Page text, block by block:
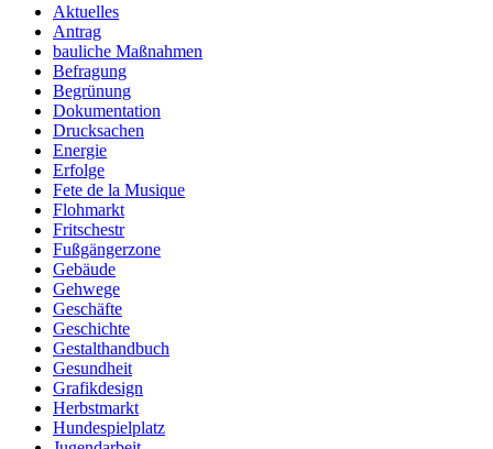
Aktuelles
Antrag
bauliche Maßnahmen
Befragung
Begrünung
Dokumentation
Drucksachen
Energie
Erfolge
Fete de la Musique
Flohmarkt
Fritschestr
Fußgängerzone
Gebäude
Gehwege
Geschäfte
Geschichte
Gestalthandbuch
Gesundheit
Grafikdesign
Herbstmarkt
Hundespielplatz